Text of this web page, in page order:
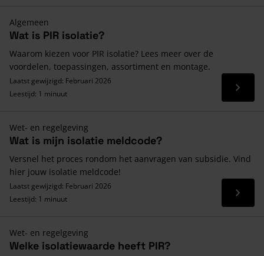
Algemeen
Wat is PIR isolatie?
Waarom kiezen voor PIR isolatie? Lees meer over de
voordelen, toepassingen, assortiment en montage.
Laatst gewijzigd: Februari 2026
Leestijd: 1 minuut
Lees
Wet- en regelgeving
Wat is mijn isolatie meldcode?
Versnel het proces rondom het aanvragen van subsidie. Vind
hier jouw isolatie meldcode!
Laatst gewijzigd: Februari 2026
Leestijd: 1 minuut
Lees
Wet- en regelgeving
Welke isolatiewaarde heeft PIR?